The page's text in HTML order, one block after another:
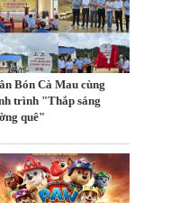
Bón Cà Mau cùng
trình "Thắp sáng
quê"